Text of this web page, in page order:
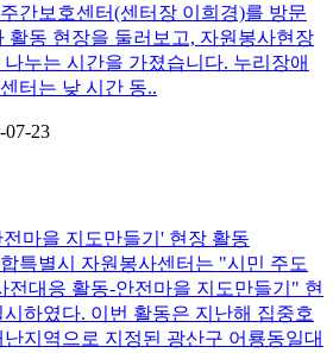
간보호센터(센터장 이희경)를 방문
활동 현장을 둘러보고, 자원봉사현장
누는 시간을 가졌습니다. 누리장애
터는 낮 시간 동..
07-23
마을 지도만들기' 현장 활동
특별시 자원봉사센터는 "시민 주도
전대응 활동-안전마을 지도만들기" 현
하였다. 이번 활동은 지난해 집중호
지역으로 지정된 광산구 어룡동일대